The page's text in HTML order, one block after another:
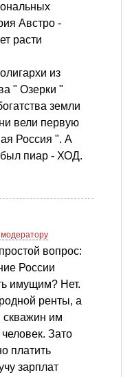
Австро -
расти
из
" Озерки "
земли
вели первую
Россия ". А
был пиар - ХОД.
вопрос:
России
имущим? Нет.
ренты, а
скважин им
Зато
платить
зарплат